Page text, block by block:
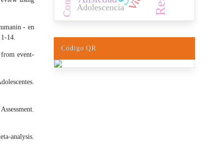
- en
14.
event-
analysis.
Adolescencia
Código QR